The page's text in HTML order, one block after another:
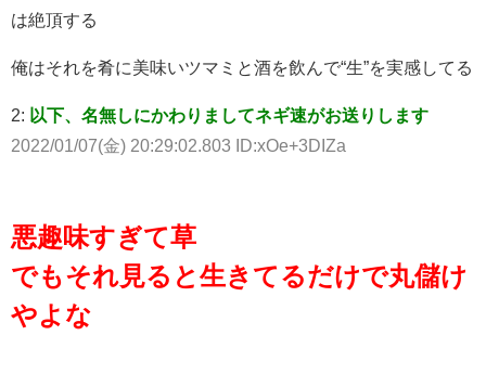
は絶頂する
俺はそれを肴に美味いツマミと酒を飲んで“生”を実感してる
2: 以下、名無しにかわりましてネギ速がお送りします
2022/01/07(金) 20:29:02.803 ID:xOe+3DIZa
悪趣味すぎて草
でもそれ見ると生きてるだけで丸儲け
やよな